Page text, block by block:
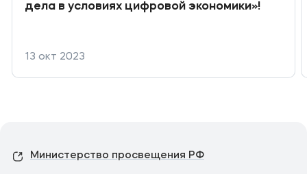
дела в условиях цифровой экономики»!
13 окт 2023
Министерство просвещения РФ